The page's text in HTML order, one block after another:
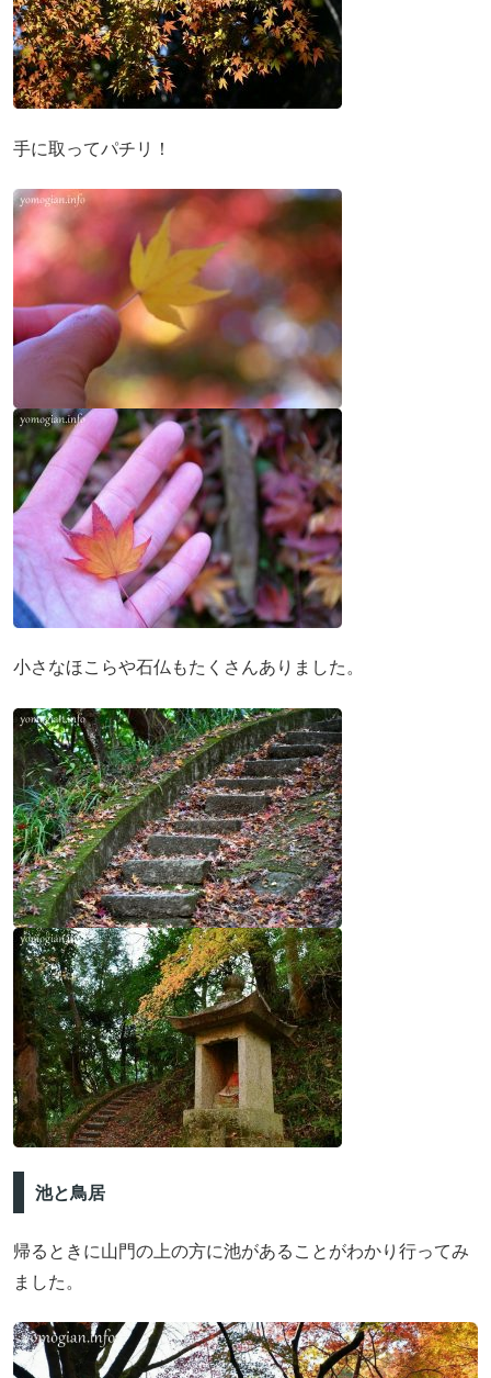
手に取ってパチリ！
小さなほこらや石仏もたくさんありました。
池と鳥居
帰るときに山門の上の方に池があることがわかり行ってみ
ました。